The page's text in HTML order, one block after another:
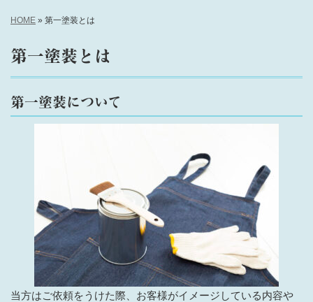
HOME » 第一塗装とは
第一塗装とは
第一塗装について
当方はご依頼をうけた際、お客様がイメージしている内容や